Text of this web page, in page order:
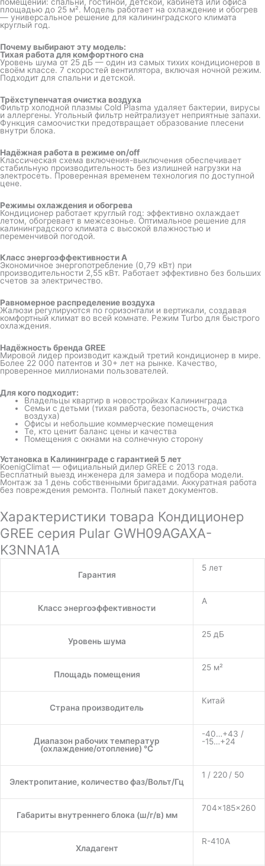
площадью до 25 м². Модель работает на охлаждение и обогрев
— универсальное решение для калининградского климата
круглый год.
Почему выбирают эту модель:
Тихая работа для комфортного сна
Уровень шума от 25 дБ — один из самых тихих кондиционеров в
своём классе. 7 скоростей вентилятора, включая ночной режим.
Подходит для спальни и детской.
Трёхступенчатая очистка воздуха
Фильтр холодной плазмы Cold Plasma удаляет бактерии, вирусы
и аллергены. Угольный фильтр нейтрализует неприятные запахи.
Функция самоочистки предотвращает образование плесени
внутри блока.
Надёжная работа в режиме on/off
Классическая схема включения-выключения обеспечивает
стабильную производительность без излишней нагрузки на
электросеть. Проверенная временем технология по доступной
цене.
Режимы охлаждения и обогрева
Кондиционер работает круглый год: эффективно охлаждает
летом, обогревает в межсезонье. Оптимальное решение для
калининградского климата с высокой влажностью и
переменчивой погодой.
Класс энергоэффективности A
Экономичное энергопотребление (0,79 кВт) при
производительности 2,55 кВт. Работает эффективно без больших
счетов за электричество.
Равномерное распределение воздуха
Жалюзи регулируются по горизонтали и вертикали, создавая
комфортный климат во всей комнате. Режим Turbo для быстрого
охлаждения.
Надёжность бренда GREE
Мировой лидер производит каждый третий кондиционер в мире.
Более 22 000 патентов и 30+ лет на рынке. Качество,
проверенное миллионами пользователей.
Для кого подходит:
Владельцы квартир в новостройках Калининграда
Семьи с детьми (тихая работа, безопасность, очистка
воздуха)
Офисы и небольшие коммерческие помещения
Те, кто ценит баланс цены и качества
Помещения с окнами на солнечную сторону
Установка в Калининграде с гарантией 5 лет
KoenigClimat — официальный дилер GREE с 2013 года.
Бесплатный выезд инженера для замера и подбора модели.
Монтаж за 1 день собственными бригадами. Аккуратная работа
без повреждения ремонта. Полный пакет документов.
Характеристики товара Кондиционер
GREE серия Pular GWH09AGAXA-
K3NNA1A
Гарантия
5 лет
Класс энергоэффективности
A
Уровень шума
25 дБ
Площадь помещения
25 м²
Страна производитель
Китай
Диапазон рабочих температур
(охлаждение/отопление) °C
-40…+43 /
-15…+24
Электропитание, количество фаз/Вольт/Гц
1 / 220 / 50
Габариты внутреннего блока (ш/г/в) мм
704×185×260
Хладагент
R-410A